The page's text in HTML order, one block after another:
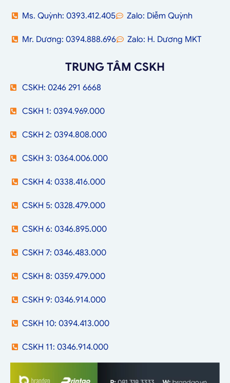
Ms. Quỳnh: 0393.412.405 Zalo: Diễm Quỳnh
Mr. Dương: 0394.888.696 Zalo: H. Dương MKT
TRUNG TÂM CSKH
CSKH: 0246 291 6668
CSKH 1: 0394.969.000
CSKH 2: 0394.808.000
CSKH 3: 0364.006.000
CSKH 4: 0338.416.000
CSKH 5: 0328.479.000
CSKH 6: 0346.895.000
CSKH 7: 0346.483.000
CSKH 8: 0359.479.000
CSKH 9: 0346.914.000
CSKH 10: 0394.413.000
CSKH 11: 0346.914.000